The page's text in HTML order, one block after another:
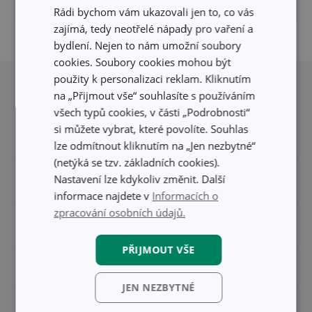
Přesunout nahoru
Pro zákazníky
Odběr newsletteru
Nákup po telefonu
TESCOMA klub
Způsoby doručení
Rádi bychom vám ukazovali jen to, co vás
zajímá, tedy neotřelé nápady pro vaření a
bydlení. Nejen to nám umožní soubory
cookies. Soubory cookies mohou být
použity k personalizaci reklam. Kliknutím
na „Přijmout vše“ souhlasíte s používáním
všech typů cookies, v části „Podrobnosti“
si můžete vybrat, které povolíte. Souhlas
lze odmítnout kliknutím na „Jen nezbytné“
(netýká se tzv. základních cookies).
Nastavení lze kdykoliv změnit. Další
informace najdete v Informacích o
zpracování osobních údajů.
PŘIJMOUT VŠE
JEN NEZBYTNÉ